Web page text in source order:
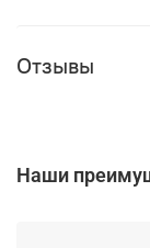
Отзывы
Наши